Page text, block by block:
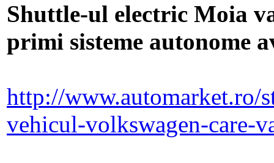
Shuttle-ul electric Moia
primi sisteme autonome
http://
vehicul-volkswagen-care-